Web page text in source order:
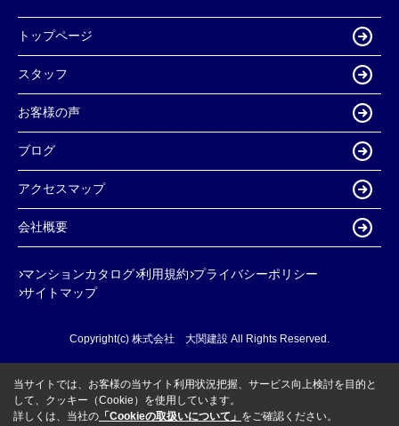
トップページ
スタッフ
お客様の声
ブログ
アクセスマップ
会社概要
マンションカタログ 利用規約 プライバシーポリシー
サイトマップ
Copyright(c) 株式会社 大関建設 All Rights Reserved.
当サイトでは、お客様の当サイト利用状況把握、サービス向上検討を目的と
して、クッキー（Cookie）を使用しています。
詳しくは、当社の 「Cookieの取扱いについて」 をご確認ください。